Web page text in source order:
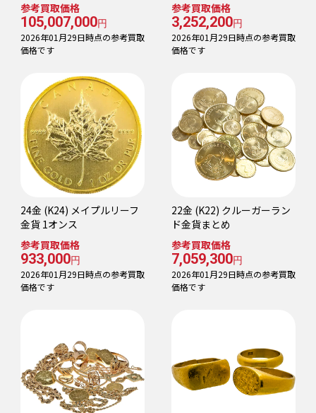
参考買取価格
105,007,000円
2026年01月29日時点の参考買取
価格です
参考買取価格
3,252,200円
2026年01月29日時点の参考買取
価格です
24金 (K24) メイプルリーフ
金貨 1オンス
参考買取価格
933,000円
2026年01月29日時点の参考買取
価格です
22金 (K22) クルーガーラン
ド金貨まとめ
参考買取価格
7,059,300円
2026年01月29日時点の参考買取
価格です